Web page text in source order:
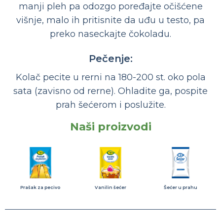
manji pleh pa odozgo poređajte očišćene
višnje, malo ih pritisnite da uđu u testo, pa
preko naseckajte čokoladu.
Pečenje:
Kolač pecite u rerni na 180-200 st. oko pola
sata (zavisno od rerne). Ohladite ga, pospite
prah šećerom i poslužite.
Naši proizvodi
Prašak za pecivo Vanilin šećer Šećer u prahu